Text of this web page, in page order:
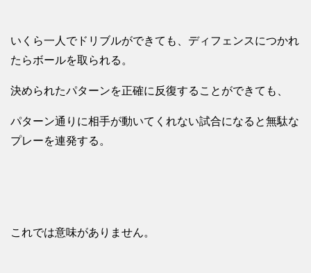
いくら一人でドリブルができても、ディフェンスにつかれ
たらボールを取られる。
決められたパターンを正確に反復することができても、
パターン通りに相手が動いてくれない試合になると無駄な
プレーを連発する。
これでは意味がありません。